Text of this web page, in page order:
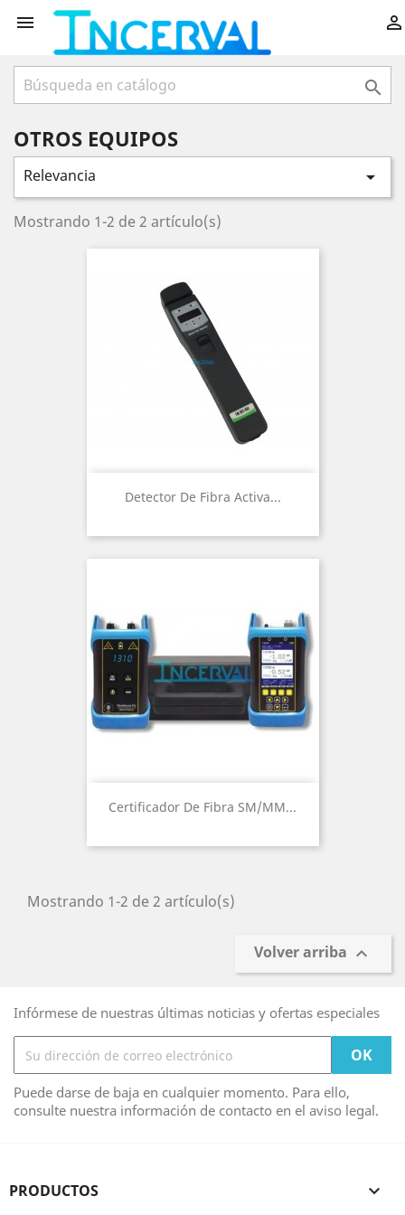
 

OTROS EQUIPOS
Relevancia 
Mostrando 1-2 de 2 artículo(s)
Detector De Fibra Activa...
Certificador De Fibra SM/MM...
Mostrando 1-2 de 2 artículo(s)
Volver arriba 
Infórmese de nuestras últimas noticias y ofertas especiales
Puede darse de baja en cualquier momento. Para ello,
consulte nuestra información de contacto en el aviso legal.
PRODUCTOS 